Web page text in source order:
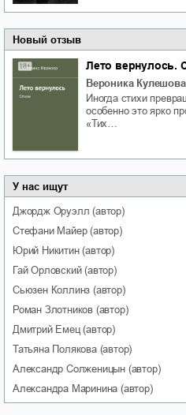
Новый отзыв
Лето вернулось.
Вероника Кулешова
Иногда стихи
особенно это ярко
«Тих…
У нас ищут
Джордж Оруэлл (автор)
Стефани Майер(автор)
Юрий Никитин(автор)
Гай Орловский(автор)
Сьюзен Коллинз (автор)
Роман Злотников (автор)
Дмитрий Емец(автор)
Татьяна Полякова(автор)
Александр Солженицын (автор)
Александра Маринина (автор)